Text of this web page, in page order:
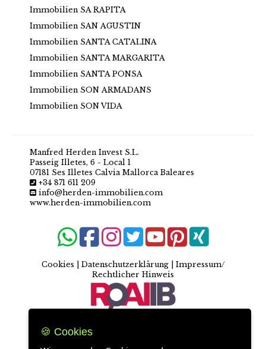
Immobilien SA RAPITA
Immobilien SAN AGUSTIN
Immobilien SANTA CATALINA
Immobilien SANTA MARGARITA
Immobilien SANTA PONSA
Immobilien SON ARMADANS
Immobilien SON VIDA
Manfred Herden Invest S.L.
Passeig Illetes, 6 - Local 1
07181 Ses Illetes Calvia Mallorca Baleares
+34 871 611 209
info@herden-immobilien.com
www.herden-immobilien.com
Cookies Datenschutzerklärung| Impressum/
Rechtlicher Hinweis
🍪 Cookies